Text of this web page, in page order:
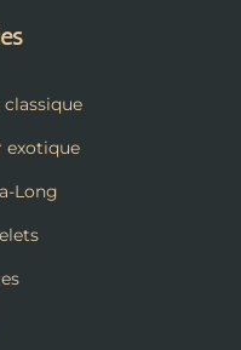
exotique
Long